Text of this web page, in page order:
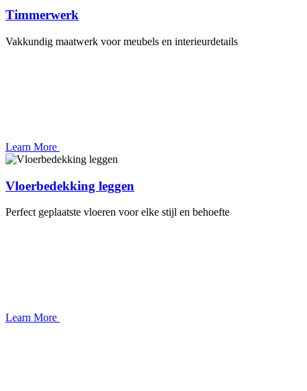
Timmerwerk
Vakkundig maatwerk voor meubels en interieurdetails
Learn More
Vloerbedekking leggen
Perfect geplaatste vloeren voor elke stijl en behoefte
Learn More